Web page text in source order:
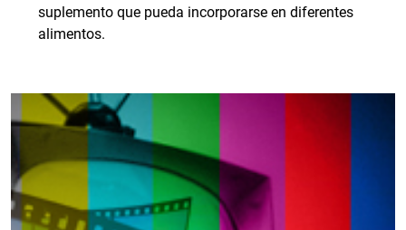
suplemento que pueda incorporarse en diferentes
alimentos.